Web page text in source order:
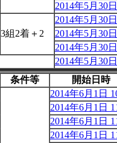
2014年5月30
3組2着＋2
2014年5月30
2014年5月30
2014年5月30
2014年5月30
条件等
開始日時
2014年6月1日
2014年6月1日
2014年6月1日
2014年6月1日